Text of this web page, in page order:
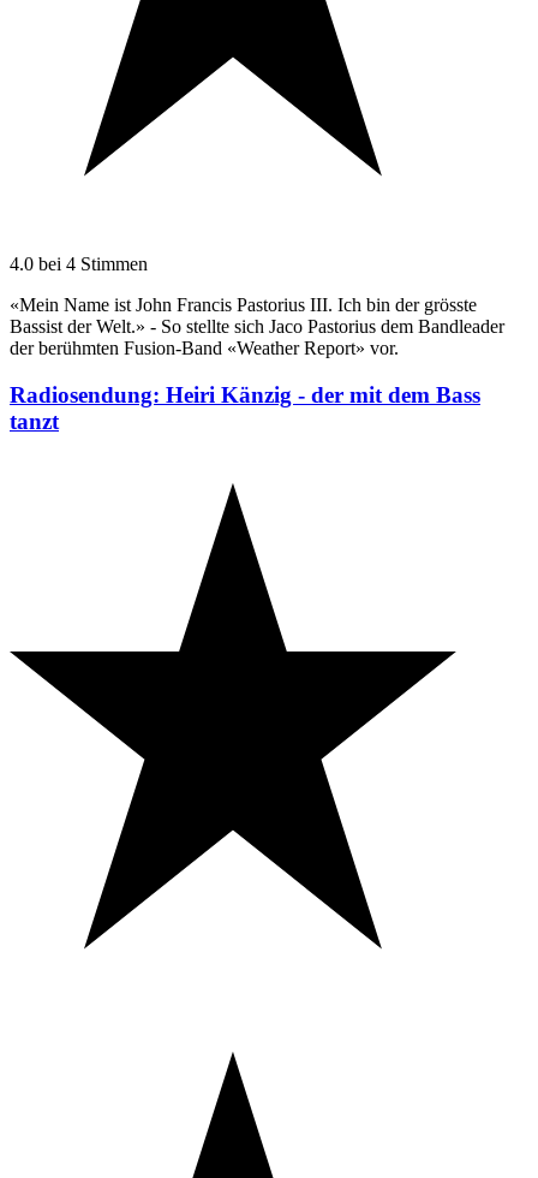
4.0 bei 4 Stimmen
«Mein Name ist John Francis Pastorius III. Ich bin der grösste
Bassist der Welt.» - So stellte sich Jaco Pastorius dem Bandleader
der berühmten Fusion-Band «Weather Report» vor.
Radiosendung: Heiri Känzig - der mit dem Bass
tanzt